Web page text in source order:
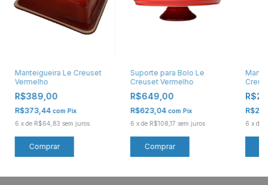
Manteigueira Le Creuset
Vermelho
R$389,00
R$373,44 com Pix
6 xde R$64,83 sem juros
Suporte para Bolo Le
Creuset Vermelho
R$649,00
R$623,04 com Pix
6 xde R$108,17 sem juros 6 x de